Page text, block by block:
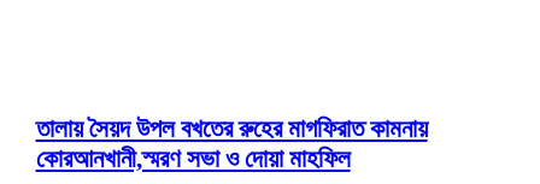
তালায় সৈয়দ উপল বখতের রুহের মাগফিরাত কামনায়
কোরআনখানী,স্মরণ সভা ও দোয়া মাহফিল